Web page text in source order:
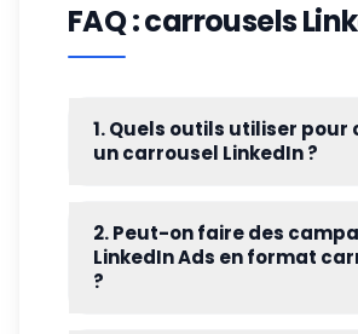
FAQ : carrousels
1. Quels outils utiliser pour
un carrousel LinkedIn ?
facilement un carrousel LinkedIn,
sans compétences en design.
propose des modèles adaptés
2. Peut-on faire des
LinkedIn Ads en format
?